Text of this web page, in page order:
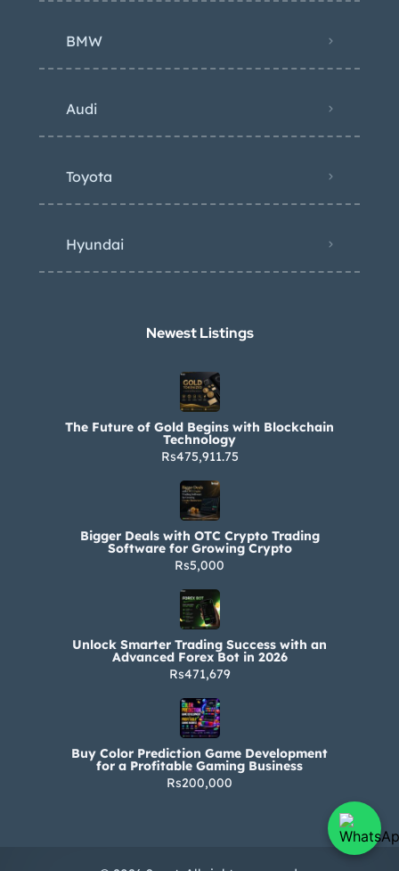
BMW
Audi
Toyota
Hyundai
Newest Listings​
The Future of Gold Begins with Blockchain
Technology
Rs475,911.75
Bigger Deals with OTC Crypto Trading
Software for Growing Crypto
Rs5,000
Unlock Smarter Trading Success with an
Advanced Forex Bot in 2026
Rs471,679
Buy Color Prediction Game Development
for a Profitable Gaming Business
Rs200,000